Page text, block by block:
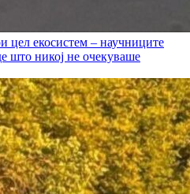
цел екосистем – научниците
што никој не очекуваше